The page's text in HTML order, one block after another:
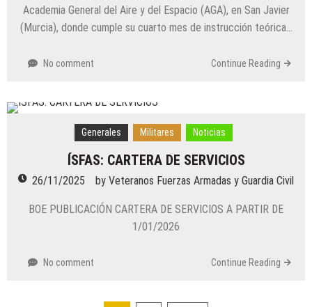
Academia General del Aire y del Espacio (AGA), en San Javier
(Murcia), donde cumple su cuarto mes de instrucción teórica…
No comment Continue Reading
Generales Militares Noticias
ÍSFAS: CARTERA DE SERVICIOS
26/11/2025 by Veteranos Fuerzas Armadas y Guardia Civil
BOE PUBLICACIÓN CARTERA DE SERVICIOS A PARTIR DE
1/01/2026
No comment Continue Reading